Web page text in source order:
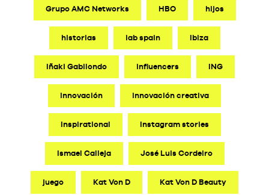
Grupo AMC Networks HBO hijos
historias iab spain Ibiza
Iñaki Gabilondo influencers ING
innovación innovación creativa
Inspirational Instagram stories
Ismael Calleja José Luis Cordeiro
juego Kat Von D Kat Von D Beauty